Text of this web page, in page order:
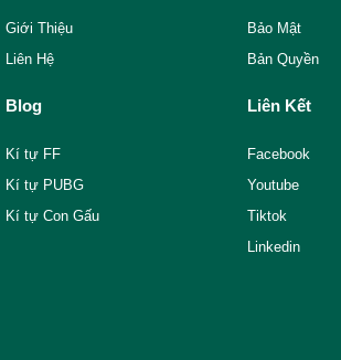
Giới Thiệu
Liên Hệ
Bảo Mật
Bản Quyền
Blog
Kí tự FF
Kí tự PUBG
Kí tự Con Gấu
Liên Kết
Facebook
Youtube
Tiktok
Linkedin